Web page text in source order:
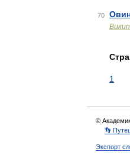
70
1
©
👣
Экспорт